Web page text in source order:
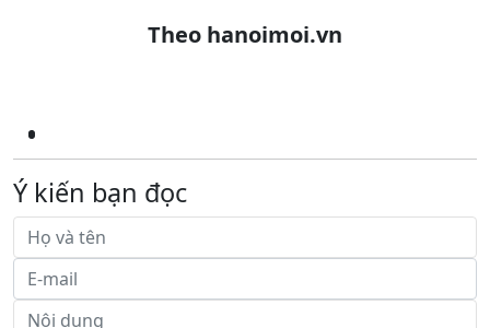
Theo hanoimoi.vn
Ý kiến bạn đọc